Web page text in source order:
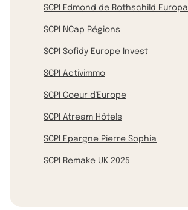
SCPI Edmond de Rothschild Europa
SCPI NCap Régions
SCPI Sofidy Europe Invest
SCPI Activimmo
SCPI Coeur d'Europe
SCPI Atream Hôtels
SCPI Epargne Pierre Sophia
SCPI Remake UK 2025